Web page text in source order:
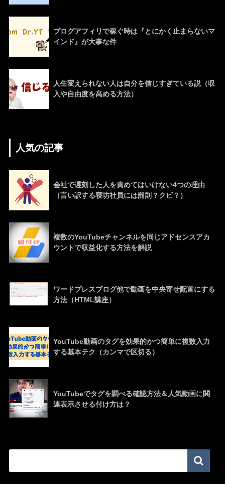
ブログアフィリで稼ぐ時は『とにかく止まらないマ
インド』が大事な件
人生変えられない人は自分を信じすぎている説（収
入や自由度を高める方法）
人気の記事
会社で遅刻した人を責めてはいけない4つの理由
（言い訳する寝坊社員には罰則？クビ？）
複数のYouTubeチャンネルを同じアドセンスアカ
ウントで収益化する方法を解説
ワードプレスブログ他で動画を中央寄せ配置にする
方法（HTML講座）
YouTube動画のタグを効果的かつ簡単に複数入力
する基本テク（カンマで区切る）
YouTubeでタグを調べる確認方法＆人気動画に関
連表示させる付け方は？